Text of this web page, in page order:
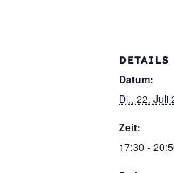
DETAILS
Datum:
Di., 22. Juli
Zeit:
17:30 -